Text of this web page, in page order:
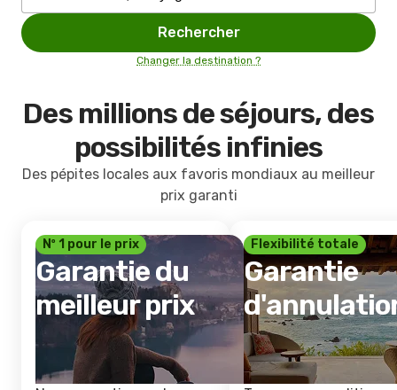
Rechercher
Changer la destination ?
Des millions de séjours, des
possibilités infinies
Des pépites locales aux favoris mondiaux au meilleur
prix garanti
Nº 1 pour le prix
Garantie du
meilleur prix
Flexibilité totale
Garantie